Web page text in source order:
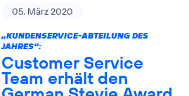
05. März 2020
„KUNDENSERVICE-ABTEILUNG DES
JAHRES“:
Customer Service
Team erhält den